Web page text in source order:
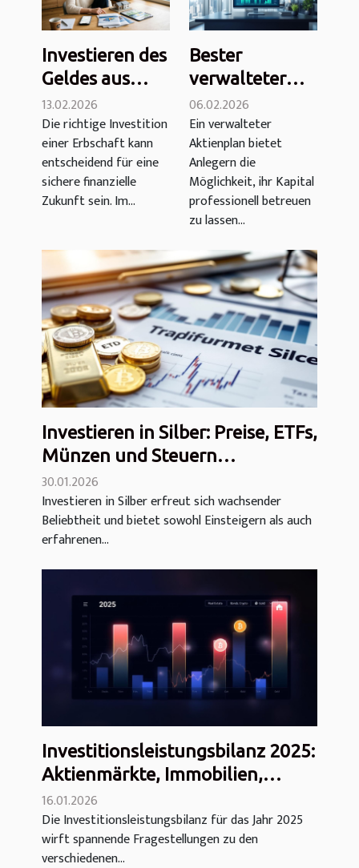
Investieren des
Geldes aus
einem Erbe
oder einer
Erbschaft im
Jahr 2026: 5
Möglichkeiten
13.02.2026
Die richtige Investition
einer Erbschaft kann
entscheidend für eine
sichere finanzielle
Zukunft sein. Im...
Bester
verwalteter
Aktienplan
2026:
Vergleich,
Kosten,
Leistung
06.02.2026
Ein verwalteter
Aktienplan bietet
Anlegern die
Möglichkeit, ihr Kapital
professionell betreuen
zu lassen...
Investieren in Silber: Preise, ETFs,
Münzen und Steuern
(Bewertung)
30.01.2026
Investieren in Silber erfreut sich wachsender
Beliebtheit und bietet sowohl Einsteigern als auch
erfahrenen...
Investitionsleistungsbilanz 2025:
Aktienmärkte, Immobilien,
Anleihen, Gold,
Kryptowährungen und mehr
16.01.2026
Die Investitionsleistungsbilanz für das Jahr 2025
wirft spannende Fragestellungen zu den
verschiedenen...